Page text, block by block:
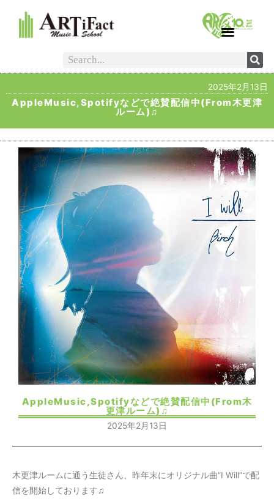
2025年2月13日
AppleMusic,Spotifyなどで絶賛配信中(From木更津
ルーム)♫
AppleMusic,Spotifyなどで絶賛配信中(From木
更津ルーム)♫
2025年2月13日
木更津ルームに通う生徒さん、昨年末にオリジナル曲”I Will”で配
信を開始しております♫